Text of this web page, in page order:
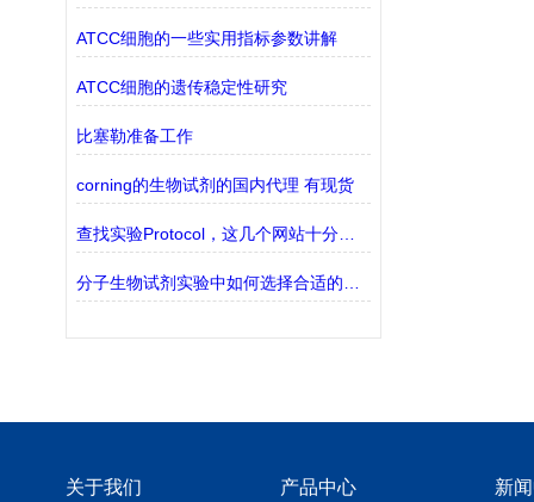
ATCC细胞的一些实用指标参数讲解
ATCC细胞的遗传稳定性研究
比塞勒准备工作
corning的生物试剂的国内代理 有现货
查找实验Protocol，这几个网站十分靠谱！
关于我们 产品中心 新